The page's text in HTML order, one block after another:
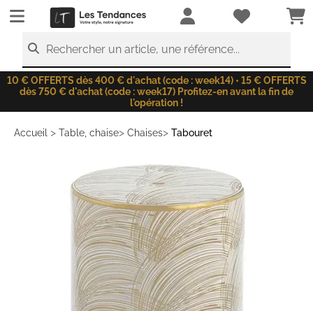
LesTendances.fr
Rechercher un article, une référence...
10 € OFFERTS dès 400 € d'achat (code : week14) • 15 € OFFERTS
dès 750 € d'achat (code : week17) Profitez-en avant la fin de
l'opération !
Accueil > Table, chaise> Chaises> Tabouret